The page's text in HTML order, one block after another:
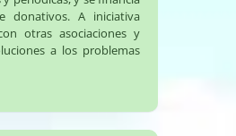
donativos. A iniciativa
otras asociaciones y
a los problemas